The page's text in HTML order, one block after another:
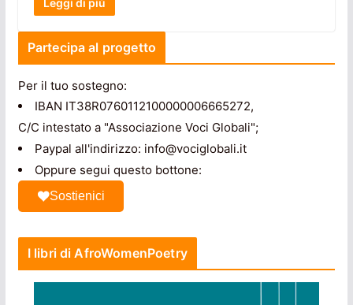
Leggi di più
Partecipa al progetto
Per il tuo sostegno:
IBAN IT38R0760112100000006665272,
C/C intestato a "Associazione Voci Globali";
Paypal all'indirizzo: info@vociglobali.it
Oppure segui questo bottone:
Sostienici
I libri di AfroWomenPoetry